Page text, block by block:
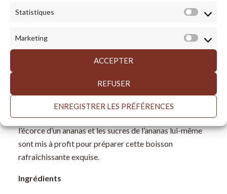
Statistiques
Marketing
ACCEPTER
REFUSER
ENREGISTRER LES PRÉFÉRENCES
fois au réfrigérateur, le kvass se conserve
Le tepache, la boisson fermentée
Le tepache est une boisson fermentée traditionnelle du
Mexique. Les levures sauvages qui se développent sur
l’écorce d’un ananas et les sucres de l’ananas lui-même
sont mis à profit pour préparer cette boisson
rafraîchissante exquise.
Ingrédients